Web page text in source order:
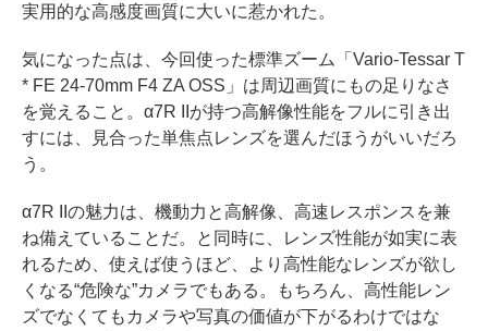
実用的な高感度画質に大いに惹かれた。
気になった点は、今回使った標準ズーム「Vario-Tessar T
* FE 24-70mm F4 ZA OSS」は周辺画質にもの足りなさ
を覚えること。α7R IIが持つ高解像性能をフルに引き出
すには、見合った単焦点レンズを選んだほうがいいだろ
う。
α7R IIの魅力は、機動力と高解像、高速レスポンスを兼
ね備えていることだ。と同時に、レンズ性能が如実に表
れるため、使えば使うほど、より高性能なレンズが欲し
くなる“危険な”カメラでもある。もちろん、高性能レン
ズでなくてもカメラや写真の価値が下がるわけではな